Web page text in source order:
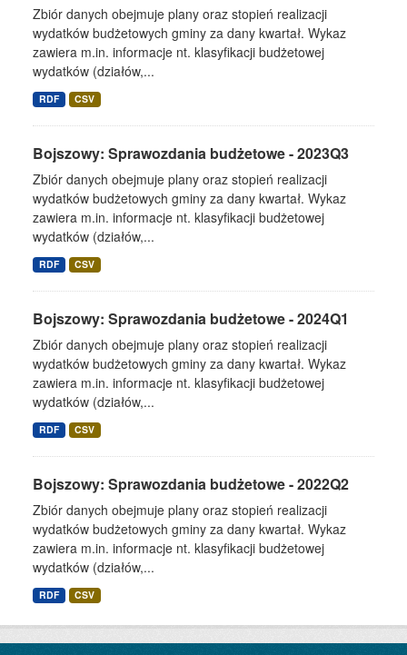
Zbiór danych obejmuje plany oraz stopień realizacji
wydatków budżetowych gminy za dany kwartał. Wykaz
zawiera m.in. informacje nt. klasyfikacji budżetowej
wydatków (działów,...
RDF CSV
Bojszowy: Sprawozdania budżetowe - 2023Q3
Zbiór danych obejmuje plany oraz stopień realizacji
wydatków budżetowych gminy za dany kwartał. Wykaz
zawiera m.in. informacje nt. klasyfikacji budżetowej
wydatków (działów,...
RDF CSV
Bojszowy: Sprawozdania budżetowe - 2024Q1
Zbiór danych obejmuje plany oraz stopień realizacji
wydatków budżetowych gminy za dany kwartał. Wykaz
zawiera m.in. informacje nt. klasyfikacji budżetowej
wydatków (działów,...
RDF CSV
Bojszowy: Sprawozdania budżetowe - 2022Q2
Zbiór danych obejmuje plany oraz stopień realizacji
wydatków budżetowych gminy za dany kwartał. Wykaz
zawiera m.in. informacje nt. klasyfikacji budżetowej
wydatków (działów,...
RDF CSV